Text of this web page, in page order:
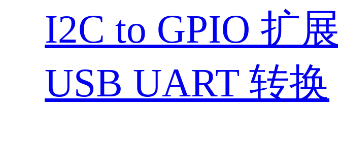
I2C to GPIO 扩展
USB UART 转换